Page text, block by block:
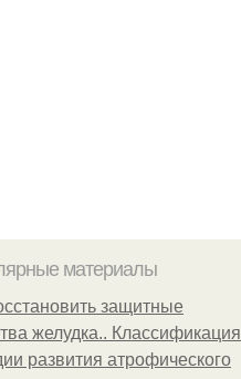
материалы
защитные
желудка.. Классификация
развития атрофического